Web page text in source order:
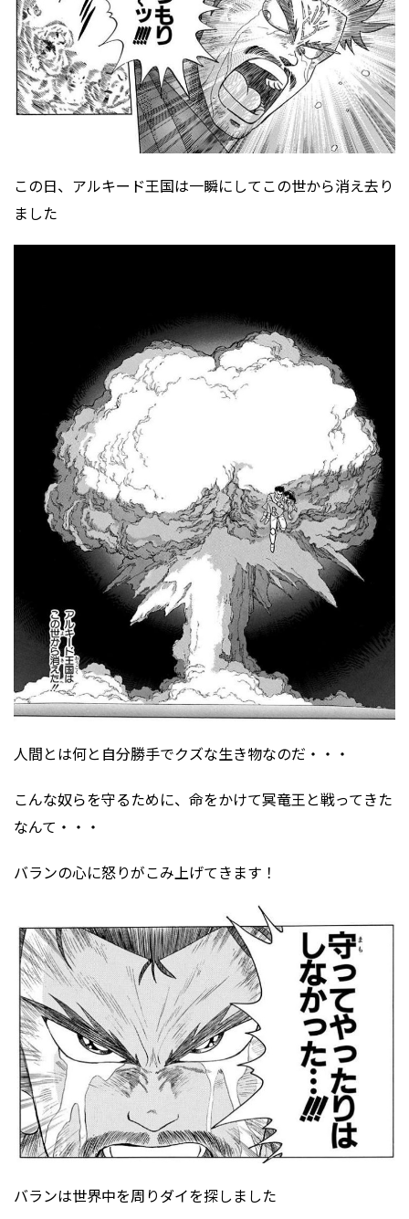
この日、アルキード王国は一瞬にしてこの世から消え去り
ました
人間とは何と自分勝手でクズな生き物なのだ・・・
こんな奴らを守るために、命をかけて冥竜王と戦ってきた
なんて・・・
バランの心に怒りがこみ上げてきます！
バランは世界中を周りダイを探しました